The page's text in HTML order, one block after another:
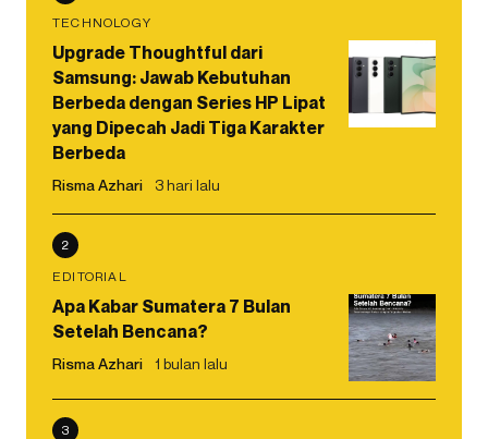
TECHNOLOGY
Upgrade Thoughtful dari
Samsung: Jawab Kebutuhan
Berbeda dengan Series HP Lipat
yang Dipecah Jadi Tiga Karakter
Berbeda
Risma Azhari 3 hari lalu
2
EDITORIAL
Apa Kabar Sumatera 7 Bulan
Setelah Bencana?
Risma Azhari 1 bulan lalu
3